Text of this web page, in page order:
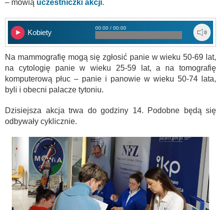
– mówią uczestniczki akcji.
Kobiety
00:00 / 00:00
Na mammografię mogą się zgłosić panie w wieku 50-69 lat,
na cytologię panie w wieku 25-59 lat, a na tomografię
komputerową płuc – panie i panowie w wieku 50-74 lata,
byli i obecni palacze tytoniu.
Dzisiejsza akcja trwa do godziny 14. Podobne będą się
odbywały cyklicznie.